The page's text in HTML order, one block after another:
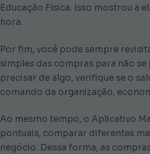
Educação Física. Isso mostrou a
hora.
Por fim, você pode sempre
simples das compras para não
precisar de algo, verifique se o
comando da organização,
Ao mesmo tempo, o Aplicativo
pontuais, comparar diferentes
negócio. Dessa forma, as